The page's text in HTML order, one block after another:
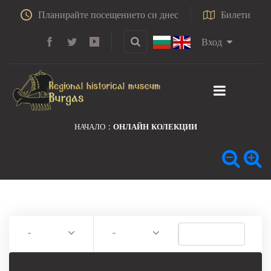
Планирайте посещението си днес Билети
Вход
НАЧАЛО ОНЛАЙН КОЛЕКЦИИ
- -